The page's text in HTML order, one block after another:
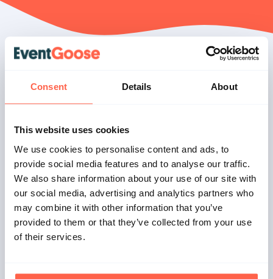
Consent Details About
This website uses cookies
We use cookies to personalise content and ads, to
provide social media features and to analyse our traffic.
We also share information about your use of our site with
our social media, advertising and analytics partners who
may combine it with other information that you’ve
provided to them or that they’ve collected from your use
of their services.
So funktioniert es: Buchung
eines Zeitfenstertickets
Das Modul, mit dem Sie Zeitkarten buchen können,
funktioniert folgendermaßen. Ein Kunde wählt zunächst
einen Tickettyp oder eine Kombination von Tickettypen aus,
dann erscheint eine Anzeige aller verfügbaren Termine,
basierend auf der Anzahl der von Ihnen ausgewählten
Tickets. Nach der Auswahl eines Datums werden die
angezeigt. Wenn ein Zeitfenster ausverkauft ist, ist es nicht